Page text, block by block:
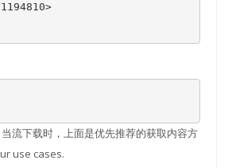
流下载时，上面是优先推荐的获取内容方
use cases.